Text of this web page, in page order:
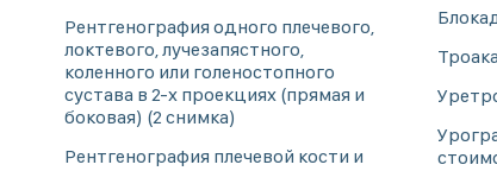
Рентгенография одного плечевого,
локтевого, лучезапястного,
коленного или голеностопного
сустава в 2-х проекциях (прямая и
боковая) (2 снимка)
Рентгенография плечевой кости и